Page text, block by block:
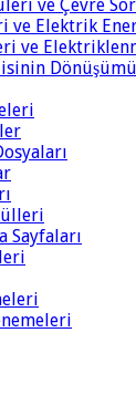
ve Çevre
ve Elektrik
ve
Dönüşümü
Sayfaları